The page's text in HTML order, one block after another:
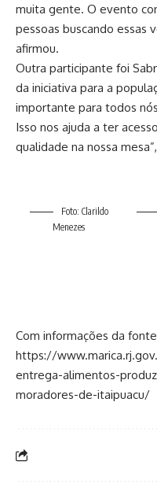
muita gente. O evento
pessoas buscando essas
afirmou.
Outra participante foi
da iniciativa para a
importante para todos
Isso nos ajuda a ter
qualidade na nossa
Foto: Clarildo
Menezes
Com informações da fonte
https://
entrega-alimentos-
moradores-de-itaipuacu/